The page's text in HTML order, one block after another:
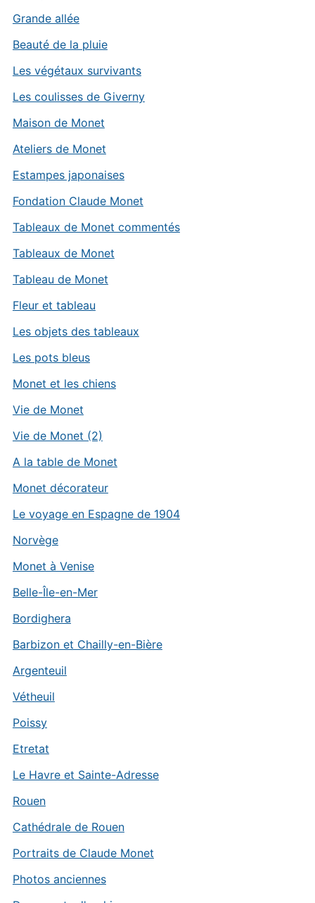
Grande allée
Beauté de la pluie
Les végétaux survivants
Les coulisses de Giverny
Maison de Monet
Ateliers de Monet
Estampes japonaises
Fondation Claude Monet
Tableaux de Monet commentés
Tableaux de Monet
Tableau de Monet
Fleur et tableau
Les objets des tableaux
Les pots bleus
Monet et les chiens
Vie de Monet
Vie de Monet (2)
A la table de Monet
Monet décorateur
Le voyage en Espagne de 1904
Norvège
Monet à Venise
Belle-Île-en-Mer
Bordighera
Barbizon et Chailly-en-Bière
Argenteuil
Vétheuil
Poissy
Etretat
Le Havre et Sainte-Adresse
Rouen
Cathédrale de Rouen
Portraits de Claude Monet
Photos anciennes